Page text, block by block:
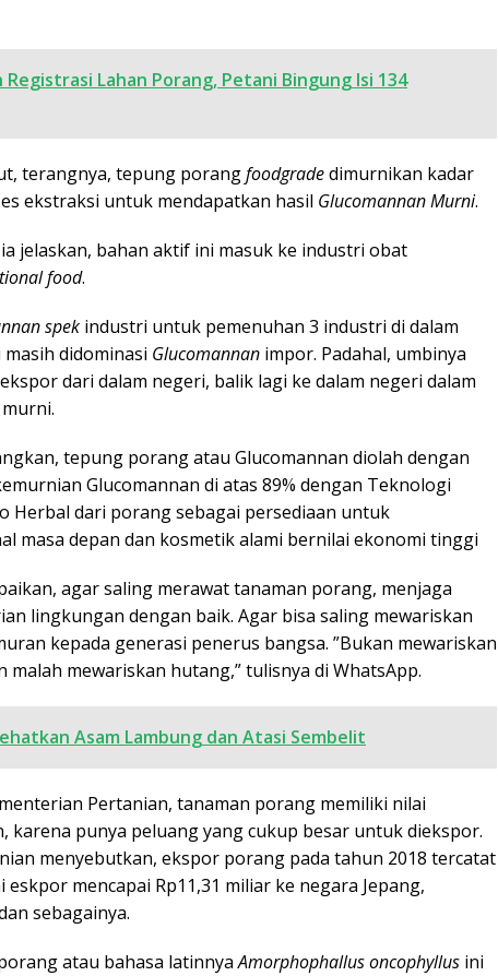
Registrasi Lahan Porang, Petani Bingung Isi 134
terangnya, tepung porangfoodgradedimurnikan kadar
ekstraksi untuk mendapatkan hasil GlucomannanMurni.
jelaskan, bahan aktif ini masuk ke industri obat
food.
spek industri untuk pemenuhan 3 industri di dalam
didominasi Glucomannan impor. Padahal, umbinya
dari dalam negeri, balik lagi ke dalam negeri dalam
tepung porang atau Glucomannan diolah dengan
Glucomannan di atas 89% dengan Teknologi
Herbal dari porang sebagai persediaan untuk
masa depan dan kosmetik alami bernilai ekonomi tinggi
agar saling merawat tanaman porang, menjaga
lingkungan dengan baik. Agar bisa saling mewariskan
kepada generasi penerus bangsa. ”Bukan mewariskan
mewariskan hutang,” tulisnya di WhatsApp.
Asam Lambung dan Atasi Sembelit
Pertanian, tanaman porang memiliki nilai
karena punya peluang yang cukup besar untuk diekspor.
menyebutkan, ekspor porang pada tahun 2018 tercatat
mencapai Rp11,31 miliar ke negara Jepang,
sebagainya.
atau bahasa latinnyaAmorphophallus oncophyllus ini